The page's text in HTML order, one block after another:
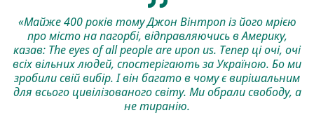
«Майже 400 років тому Джон Вінтроп із його мрією
про місто на пагорбі, відправляючись в Америку,
казав: The eyes of all people are upon us. Тепер ці очі, очі
всіх вільних людей, спостерігають за Україною. Бо ми
зробили свій вибір. І він багато в чому є вирішальним
для всього цивілізованого світу. Ми обрали свободу, а
не тиранію.